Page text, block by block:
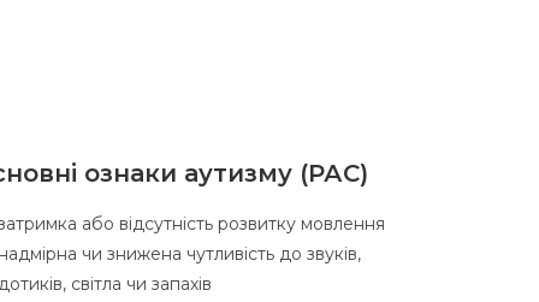
ознаки аутизму (РАС)
або відсутність розвитку мовлення
надмірна чи знижена чутливість до звуків,
дотиків, світла чи запахів